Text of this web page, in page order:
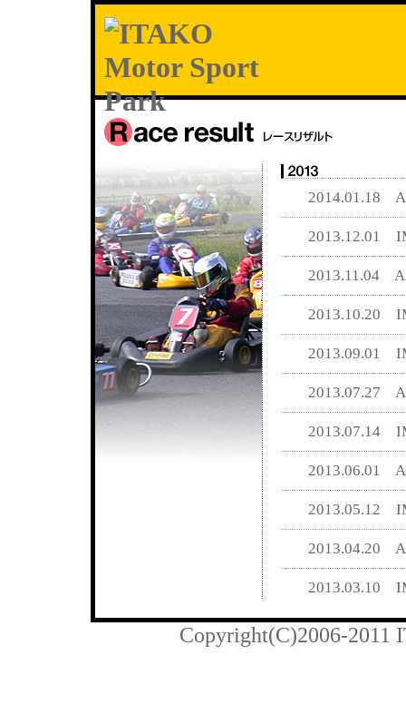
2014.01.18
2013.12.01
2013.11.04
2013.10.20
2013.09.01
2013.07.27
2013.07.14
2013.06.01
2013.05.12
2013.04.20
2013.03.10
Copyright(C)2006-2011